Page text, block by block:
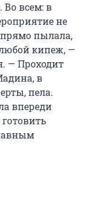
Во всем: в
не
прямо пылала,
любой кипеж, —
— Проходит
в
пела.
впереди